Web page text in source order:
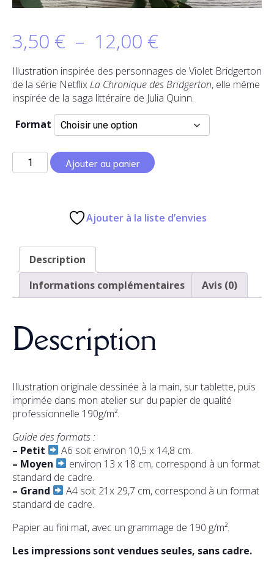
3,50 € – 12,00 €Plage
de
prix :
3,50 €
Illustration inspirée des personnages de Violet Bridgerton
de la série NetflixLa Chronique des Bridgerton, elle même
inspirée de la saga littéraire de Julia Quinn.
Format
quantité
de
Ajouter au panier
Ajouter à la liste d’envies
Description
Informations complémentaires
Avis (0)
Description
Illustration originale dessinée à la main, sur tablette, puis
imprimée dans mon atelier sur du papier de qualité
professionnelle 190g/m².
Guide des formats :
– Petit
A6 soit environ 10,5 x 14,8 cm.
– Moyen
environ 13 x 18 cm, correspond à un format
standard de cadre.
– Grand
A4 soit 21x 29,7 cm, correspond à un format
standard de cadre.
Papier au fini mat, avec un grammage de 190 g/m².
Les impressions sont vendues seules, sans cadre.